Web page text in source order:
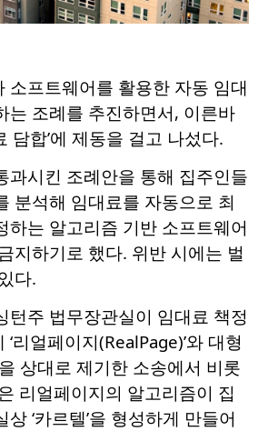
소프트웨어를 활용한 자동 임대
는 조례를 추진하면서, 이른바
담합’에 제동을 걸고 나섰다.
과시킨 조례안을 통해 집주인들
분석해 임대료를 자동으로 최
하는 알고리즘 기반 소프트웨어
지하기로 했다. 위반 시에는 벌
다.
턴주 법무장관실이 임대료 책정
리얼페이지(RealPage)’와 대형
상대로 제기한 소송에서 비롯
리얼페이지의 알고리즘이 집
‘카르텔’을 형성하게 만들어